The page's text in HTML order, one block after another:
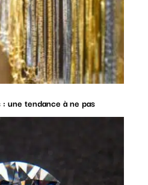
une tendance à ne pas